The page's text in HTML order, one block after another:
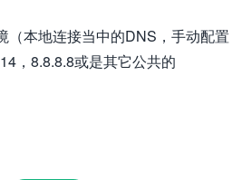
（本地连接当中的DNS，手动配置
，8.8.8.8或是其它公共的